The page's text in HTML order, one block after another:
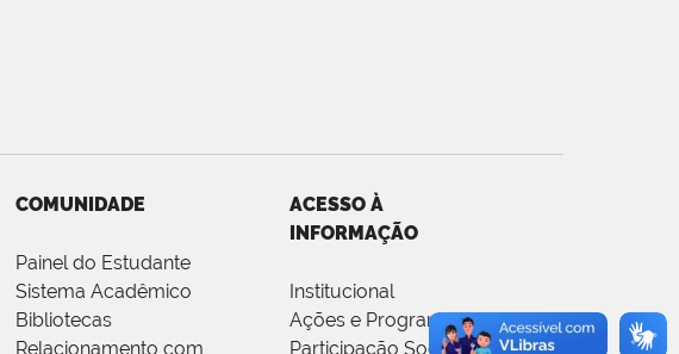
COMUNIDADE
Painel do Estudante
Sistema Acadêmico
Bibliotecas
Relacionamento com
ACESSO À
INFORMAÇÃO
Institucional
Ações e Programas
Participação Social